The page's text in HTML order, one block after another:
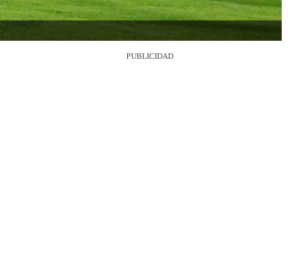
PUBLICIDAD